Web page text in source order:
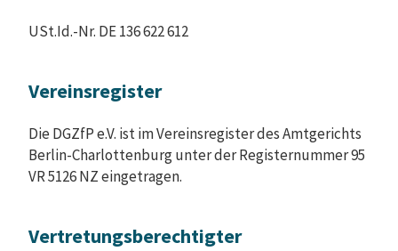
USt.Id.-Nr. DE 136 622 612
Vereinsregister
Die DGZfP e.V. ist im Vereinsregister des Amtgerichts
Berlin-Charlottenburg unter der Registernummer 95
VR 5126 NZ eingetragen.
Vertretungsberechtigter